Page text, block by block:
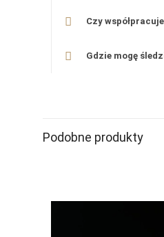
Czy
Gdzie mogę
Podobne produkty